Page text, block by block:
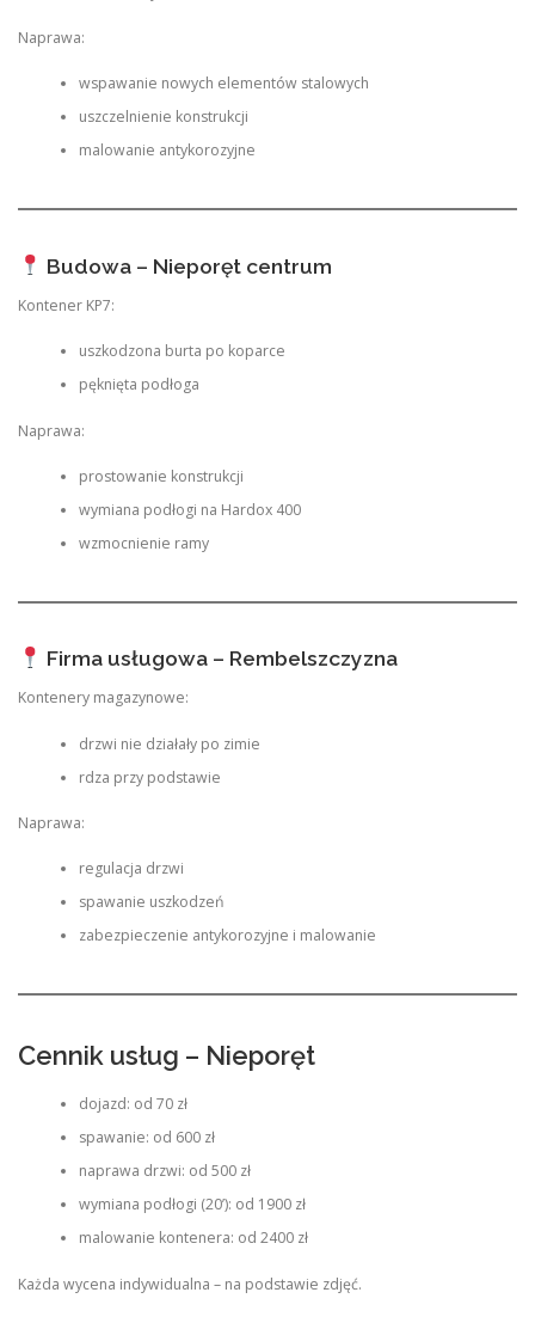
Naprawa:
wspawanie nowych elementów stalowych
uszczelnienie konstrukcji
malowanie antykorozyjne
Budowa – Nieporęt centrum
Kontener KP7:
uszkodzona burta po koparce
pęknięta podłoga
Naprawa:
prostowanie konstrukcji
wymiana podłogi na Hardox 400
wzmocnienie ramy
Firma usługowa – Rembelszczyzna
Kontenery magazynowe:
drzwi nie działały po zimie
rdza przy podstawie
Naprawa:
regulacja drzwi
spawanie uszkodzeń
zabezpieczenie antykorozyjne i malowanie
Cennik usług – Nieporęt
dojazd: od 70 zł
spawanie: od 600 zł
naprawa drzwi: od 500 zł
wymiana podłogi (20’): od 1900 zł
malowanie kontenera: od 2400 zł
Każda wycena indywidualna – na podstawie zdjęć.